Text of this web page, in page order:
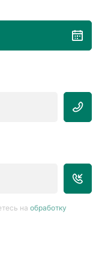
наобработку